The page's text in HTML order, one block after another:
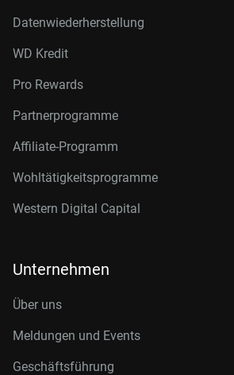
Datenwiederherstellung
WD Kredit
Pro Rewards
Partnerprogramme
Affiliate-Programm
Wohltätigkeitsprogramme
Western Digital Capital
Unternehmen
Über uns
Meldungen und Events
Geschäftsführung